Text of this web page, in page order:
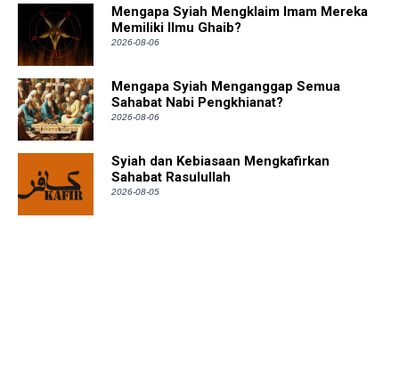
Mengapa Syiah Mengklaim Imam Mereka
Memiliki Ilmu Ghaib?
2026-08-06
Mengapa Syiah Menganggap Semua
Sahabat Nabi Pengkhianat?
2026-08-06
Syiah dan Kebiasaan Mengkafirkan
Sahabat Rasulullah
2026-08-05